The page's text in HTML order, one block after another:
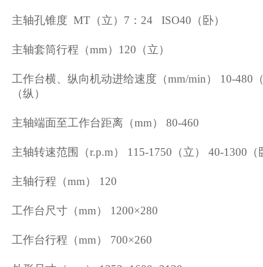
主轴孔锥度 MT（立）7：24 ISO40（卧）
主轴套筒行程（mm）120（立）
工作台横、纵向机动进给速度（mm/min） 10-480
（纵）
主轴端面至工作台距离（mm） 80-460
主轴转速范围（r.p.m） 115-1750（立） 40-1300（
主轴行程（mm） 120
工作台尺寸（mm） 1200×280
工作台行程（mm） 700×260